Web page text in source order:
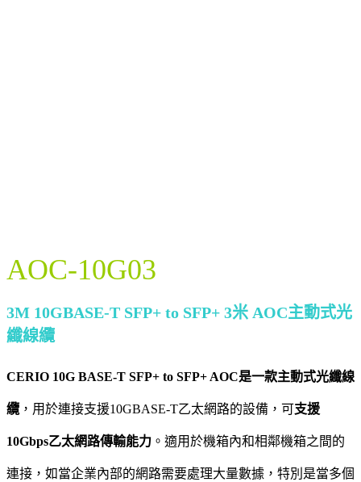
AOC-10G03
3M 10GBASE-T SFP+ to SFP+ 3米 AOC主動式光
纖線纜
CERIO 10G BASE-T SFP+ to SFP+ AOC是一款主動式光纖線
纜 ，用於連接支援10GBASE-T乙太網路的設備，可支援
10Gbps乙太網路傳輸能力 。適用於機箱內和相鄰機箱之間的
連接，如當企業內部的網路需要處理大量數據，特別是當多個